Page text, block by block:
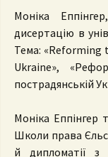
Моніка
дисертацію в
Тема: «Reforming
Ukraine»,
пострадянській
Моніка Еппінгер
Школи права
й дипломатії з